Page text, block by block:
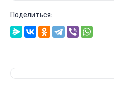
Поделиться: